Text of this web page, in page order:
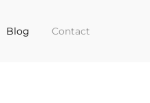
Blog Contact